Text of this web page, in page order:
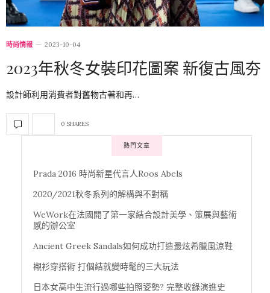
時尚情報 2023-10-04
2023年秋冬女裝印花圖案 新復古風夯
設計師利用消費者對舊物古著和再…
0 SHARES
熱門文章
Prada 2016 時尚新星代言人Roos Abels
2020/2021秋冬系列的解構與不對稱
WeWork在法國開了第一家結合設計美學、策展與藝術
感的辦公室
Ancient Greek Sandals如何成功打造最炫希臘風涼鞋
襯衫穿搭術 打個結就變時髦的三大玩法
日本女高中生流行過哪些拍照姿勢? 完整收錄演進史